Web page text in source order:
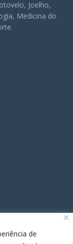
de
Joelho,
Medicina do